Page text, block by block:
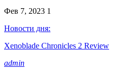
Фев 7, 2023 1
Новости дня:
Xenoblade Chronicles 2 Review
admin